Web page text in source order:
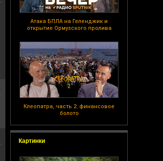
Атака БПЛА на Геленджик и
открытие Ормузского пролива
Клеопатра, часть 2: финансовое
болото
Картинки